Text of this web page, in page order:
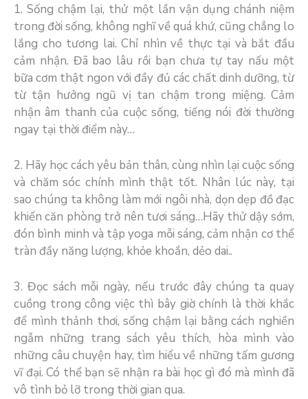
1. Sống chậm lại, thử một lần vận dụng chánh niệm
trong đời sống, không nghĩ về quá khứ, cũng chẳng lo
lắng cho tương lai. Chỉ nhìn về thực tại và bắt đầu
cảm nhận. Đã bao lâu rồi bạn chưa tự tay nấu một
bữa cơm thật ngon với đầy đủ các chất dinh dưỡng, từ
từ tận hưởng ngũ vị tan chậm trong miệng. Cảm
nhận âm thanh của cuộc sống, tiếng nói đời thường
ngay tại thời điểm này…
2. Hãy học cách yêu bản thân, cùng nhìn lại cuộc sống
và chăm sóc chính mình thật tốt. Nhân lúc này, tại
sao chúng ta không làm mới ngôi nhà, dọn dẹp đồ đạc
khiến căn phòng trở nên tươi sáng…Hãy thử dậy sớm,
đón bình minh và tập yoga mỗi sáng, cảm nhận cơ thể
tràn đầy năng lượng, khỏe khoắn, dẻo dai..
3. Đọc sách mỗi ngày, nếu trước đây chúng ta quay
cuồng trong công việc thì bây giờ chính là thời khắc
để mình thảnh thơi, sống chậm lại bằng cách nghiền
ngẫm những trang sách yêu thích, hòa mình vào
những câu chuyện hay, tìm hiểu về những tấm gương
vĩ đại. Có thể bạn sẽ nhận ra bài học gì đó mà mình đã
vô tình bỏ lỡ trong thời gian qua.